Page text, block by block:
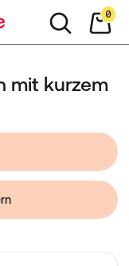
0
mit kurzem